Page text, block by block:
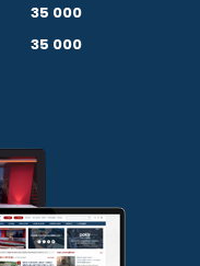
35 000
35 000